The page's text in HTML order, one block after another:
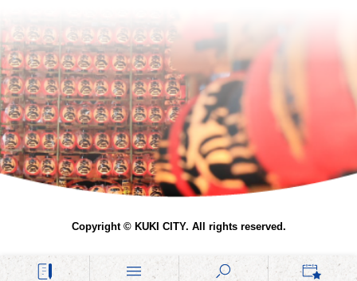
Copyright © KUKI CITY. All rights reserved.